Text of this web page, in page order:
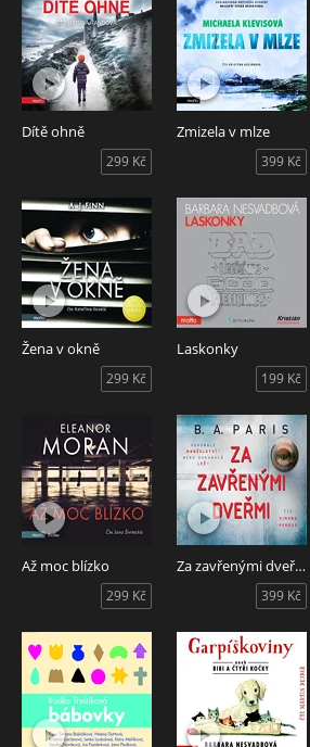
Dítě ohně
299 Kč
Zmizela v mlze
399 Kč
Žena v okně
299 Kč
Laskonky
199 Kč
Až moc blízko
299 Kč
Za zavřenými dveřmi
399 Kč